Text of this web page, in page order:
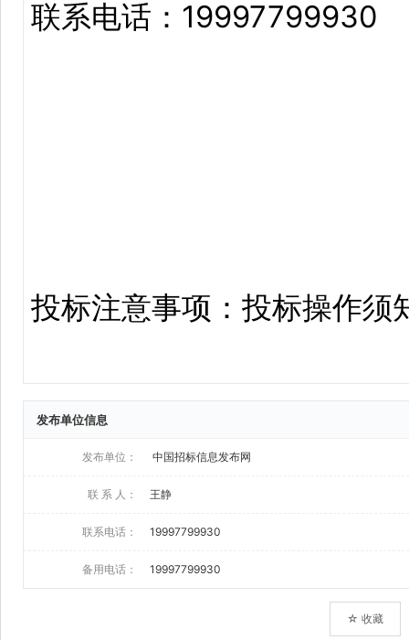
发布单位信息
发布单位： 中国招标信息发布网
联 系 人： 王静
联系电话： 19997799930
备用电话： 19997799930
☆ 收藏